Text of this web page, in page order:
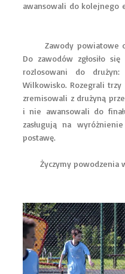
awansowali do kolejnego
Zawody powiatowe
Do zawodów zgłosiło
rozlosowani do
Wilkowisko. Rozegrali
zremisowali z drużyną
i nie awansowali do
zasługują na
postawę.
Życzymy powodzenia